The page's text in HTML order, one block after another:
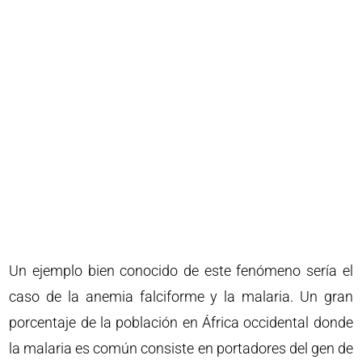
Un ejemplo bien conocido de este fenómeno sería el
caso de la anemia falciforme y la malaria. Un gran
porcentaje de la población en África occidental donde
la malaria es común consiste en portadores del gen de